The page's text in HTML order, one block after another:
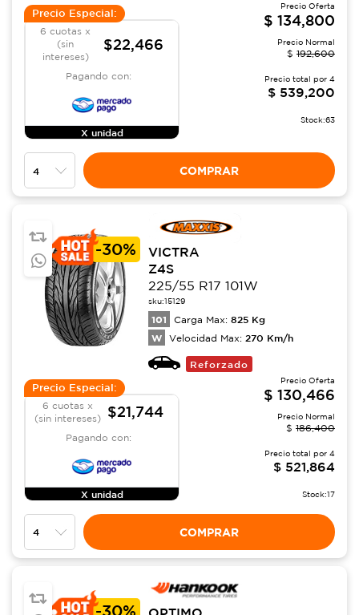
Precio Especial:
6 cuotas x
(sin
intereses)
$22,466
Pagando con:
X unidad
Precio Oferta
$ 134,800
Precio Normal
$ 192,600
Precio total por 4
$ 539,200
Stock:63
COMPRAR
-30%
VICTRA
Z4S
225/55 R17 101W
sku:15129
101 Carga Max: 825 Kg
W Velocidad Max: 270 Km/h
Reforzado
Precio Especial:
6 cuotas x
(sin intereses)
$21,744
Pagando con:
X unidad
Precio Oferta
$ 130,466
Precio Normal
$ 186,400
Precio total por 4
$ 521,864
Stock:17
COMPRAR
-30%